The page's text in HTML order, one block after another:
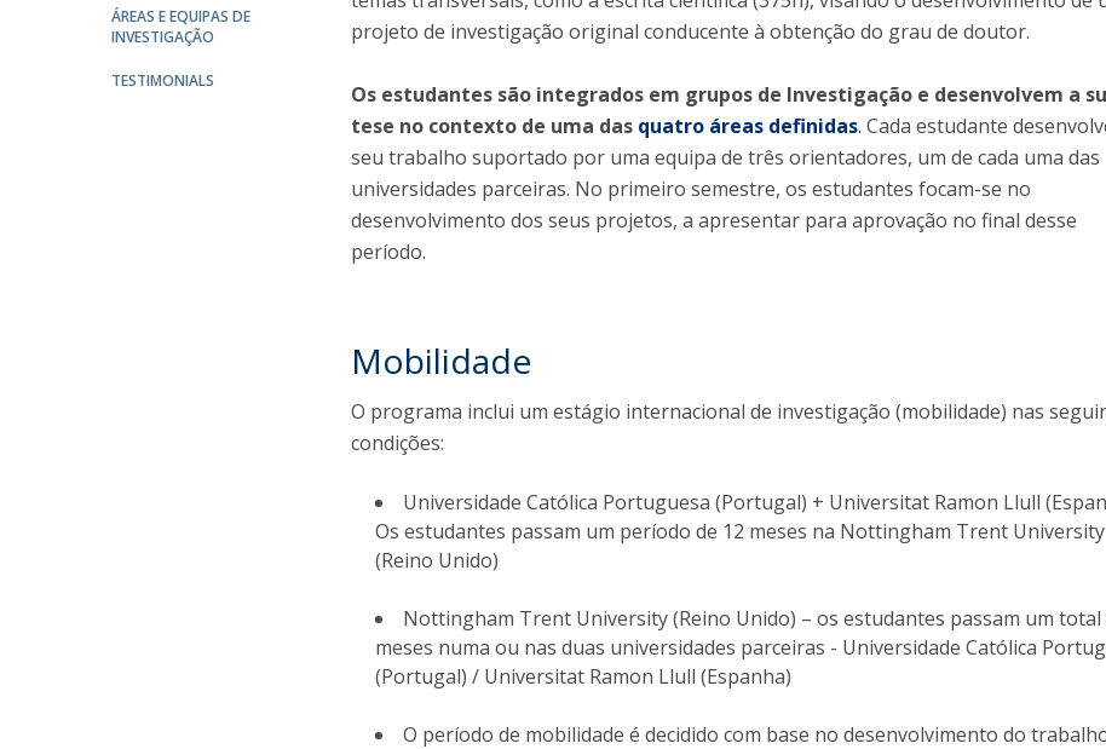
| CEDH
Human Neurobehavioral Laboratory |
Educação
Iniciativas Nacionais
Alumni
ÁREAS E EQUIPAS DE
INVESTIGAÇÃO
TESTIMONIALS
projeto de investigação original conducente à obtenção do grau de doutor.
Os estudantes são integrados em grupos de Investigação e desenvolvem a
tese no contexto de uma das quatro áreas definidas. Cada estudante
seu trabalho suportado por uma equipa de três orientadores, um de cada uma das
universidades parceiras. No primeiro semestre, os estudantes focam-se no
desenvolvimento dos seus projetos, a apresentar para aprovação no final desse
período.
Mobilidade
O programa inclui um estágio internacional de investigação (mobilidade) nas
condições:
Universidade Católica Portuguesa (Portugal) + Universitat Ramon Llull
Os estudantes passam um período de 12 meses na Nottingham Trent University
(Reino Unido)
Nottingham Trent University (Reino Unido) – os estudantes passam um total
meses numa ou nas duas universidades parceiras - Universidade Católica
(Portugal) / Universitat Ramon Llull (Espanha)
O período de mobilidade é decidido com base no desenvolvimento do